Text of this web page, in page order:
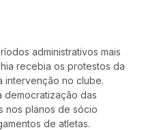
administrativos mais
recebia os protestos da
intervenção no clube.
democratização das
nos planos de sócio
de atletas.